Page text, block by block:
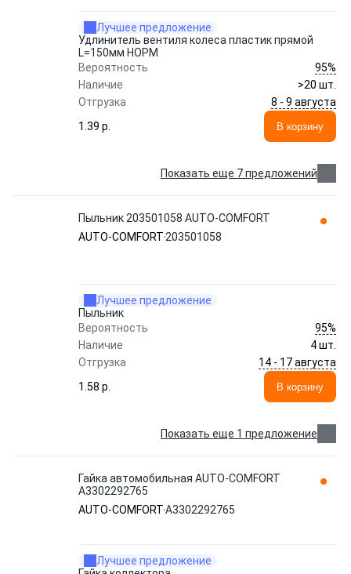
Лучшее предложение
Удлинитель вентиля колеса пластик прямой
L=150мм НОРМ
Вероятность
95%
Наличие
>20 шт.
Отгрузка
8 - 9 августа
1.39 p.
В корзину
Показать еще 7 предложений
Пыльник 203501058 AUTO-COMFORT
AUTO-COMFORT 203501058
Лучшее предложение
Пыльник
Вероятность
95%
Наличие
4 шт.
Отгрузка
14 - 17 августа
1.58 p.
В корзину
Показать еще 1 предложение
Гайка автомобильная AUTO-COMFORT
А3302292765
AUTO-COMFORTА3302292765
Лучшее предложение